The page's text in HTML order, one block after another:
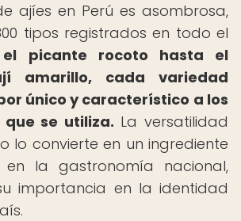
ajíes en Perú es asombrosa,
tipos registrados en todo el
el picante rocoto hasta el
amarillo, cada variedad
único y característico a los
se utiliza. La versatilidad
lo convierte en un ingrediente
en la gastronomía nacional,
importancia en la identidad